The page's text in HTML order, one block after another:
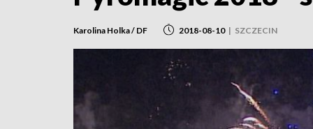
Karolina Holka / DF 2018-08-10 | SZCZECIN